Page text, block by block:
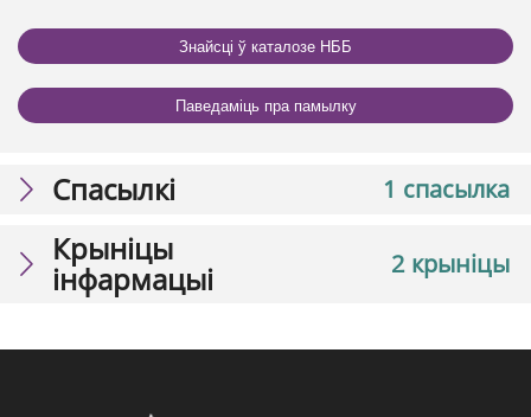
Знайсці ў каталозе НББ
Паведаміць пра памылку
1 спасылка
Спасылкі
2 крыніцы
Крыніцы
інфармацыі